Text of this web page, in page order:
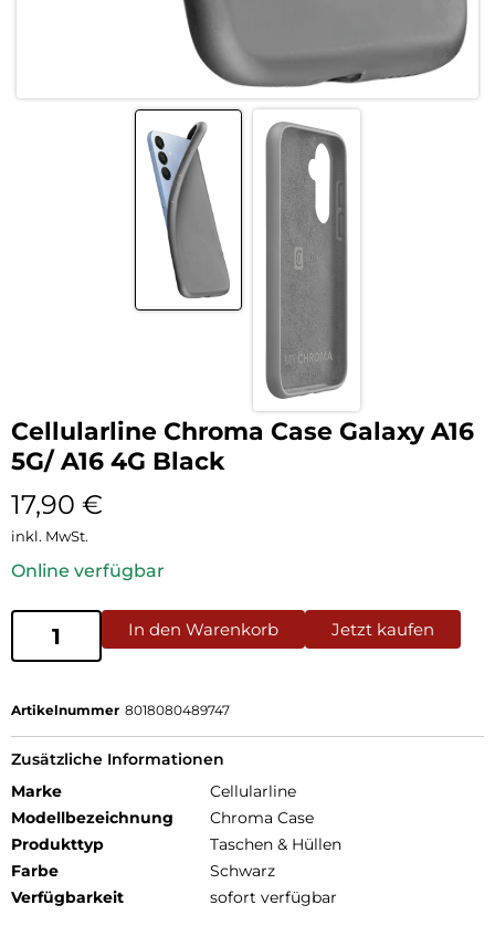
Cellularline Chroma Case Galaxy A16
5G/ A16 4G Black
17,90 €
inkl. MwSt.
Online verfügbar
In den Warenkorb Jetzt kaufen
Artikelnummer 8018080489747
Zusätzliche Informationen
Marke
Cellularline
Modellbezeichnung
Chroma Case
Produkttyp
Taschen & Hüllen
Farbe
Schwarz
Verfügbarkeit
sofort verfügbar